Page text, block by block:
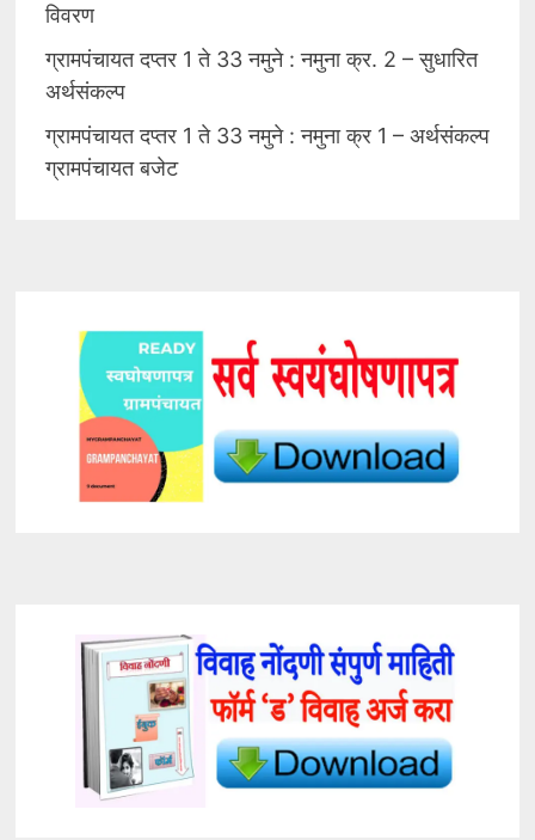
विवरण
ग्रामपंचायत दप्तर 1 ते 33 नमुने : नमुना क्र. 2 – सुधारित
अर्थसंकल्प
ग्रामपंचायत दप्तर 1 ते 33 नमुने : नमुना क्र 1 – अर्थसंकल्प
ग्रामपंचायत बजेट